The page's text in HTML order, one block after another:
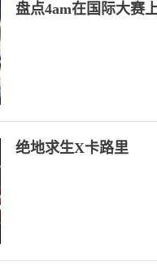
盘点4am在国际大赛
绝地求生X卡路里